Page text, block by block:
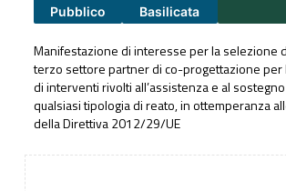
Pubblico
Basilicata
Manifestazione di interesse per la selezione
terzo settore partner di co-progettazione per
di interventi rivolti all’assistenza e al
qualsiasi tipologia di reato, in ottemperanza
della Direttiva 2012/29/UE